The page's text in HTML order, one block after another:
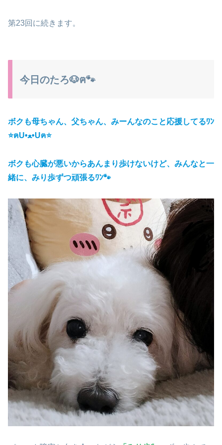
第23回に続きます。
今日のたろ🐶ฅ🐾
ボクも母ちゃん、父ちゃん、みーんなのこと応援してるﾜﾝ
⭐ฅU•ﻌ•Uฅ⭐
ボクも心臓が悪いからあんまり歩けないけど、みんなと一
緒に、みり歩ずつ頑張るﾜﾝ🐾